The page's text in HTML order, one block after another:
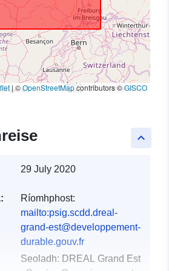
|©OpenStreetMapcontributors ©GISCO
keyboard_arrow_up
29 July 2020
Ríomhphost:
mailto:psig.scdd.dreal-
grand-est@developpement-
durable.gouv.fr
Seoladh: DREAL Grand Est